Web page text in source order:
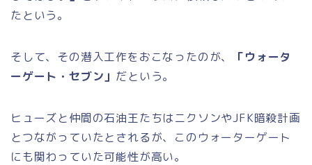
たという。
そして、その潜入工作をおこなったのが、
「ウォータ
ーゲート・セブン」 だという。
ヒューズと仲間の石油王たちはニクソンやJFK暗殺計画
とつながっていたとされるが、このウォーターゲート
にも関わっていた可能性が高い。